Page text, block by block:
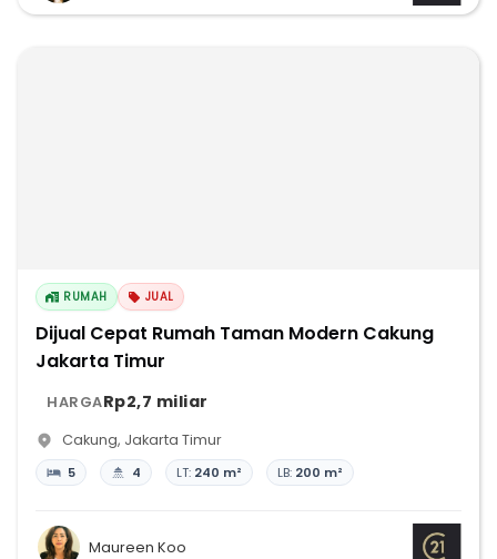
RUMAH JUAL
Dijual Cepat Rumah Taman Modern Cakung
Jakarta Timur
HARGARp2,7 miliar
Cakung, Jakarta Timur
5 4 LT: 240 m² LB: 200 m²
Maureen Koo